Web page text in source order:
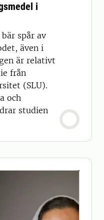
i
spår av
även i
är relativt
från
(SLU).
och
studien